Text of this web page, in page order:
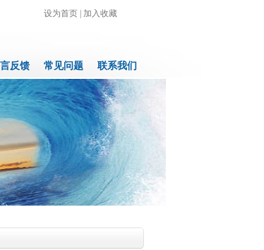
设为首页 加入收藏
反馈 常见问题 联系我们